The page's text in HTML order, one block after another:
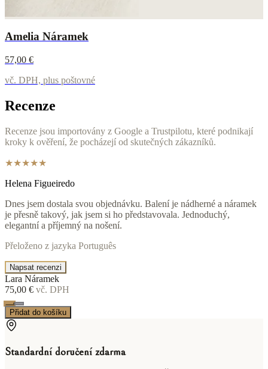
Amelia Náramek
57,00 €
vč. DPH, plus poštovné
Recenze
Recenze jsou importovány z Google a Trustpilotu, které podnikají
kroky k ověření, že pocházejí od skutečných zákazníků.
★★★★★
Helena Figueiredo
Dnes jsem dostala svou objednávku. Balení je nádherné a náramek
je přesně takový, jak jsem si ho představovala. Jednoduchý,
elegantní a příjemný na nošení.
Přeloženo z jazyka Português
Napsat recenzi
Lara Náramek
75,00 € vč. DPH
Přidat do košíku
Standardní doručení zdarma